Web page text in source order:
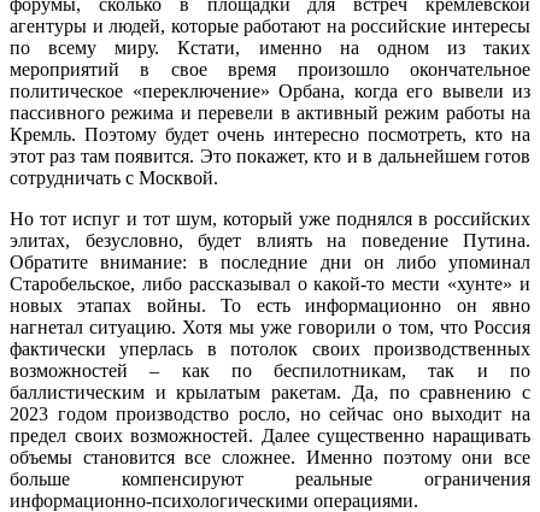
агентуры и людей, которые работают на российские интересы
по всему миру. Кстати, именно на одном из таких
мероприятий в свое время произошло окончательное
политическое «переключение» Орбана, когда его вывели из
пассивного режима и перевели в активный режим работы на
Кремль. Поэтому будет очень интересно посмотреть, кто на
этот раз там появится. Это покажет, кто и в дальнейшем готов
сотрудничать с Москвой.
Но тот испуг и тот шум, который уже поднялся в российских
элитах, безусловно, будет влиять на поведение Путина.
Обратите внимание: в последние дни он либо упоминал
Старобельское, либо рассказывал о какой-то мести «хунте» и
новых этапах войны. То есть информационно он явно
нагнетал ситуацию. Хотя мы уже говорили о том, что Россия
фактически уперлась в потолок своих производственных
возможностей – как по беспилотникам, так и по
баллистическим и крылатым ракетам. Да, по сравнению с
2023 годом производство росло, но сейчас оно выходит на
предел своих возможностей. Далее существенно наращивать
объемы становится все сложнее. Именно поэтому они все
больше компенсируют реальные ограничения
информационно-психологическими операциями.